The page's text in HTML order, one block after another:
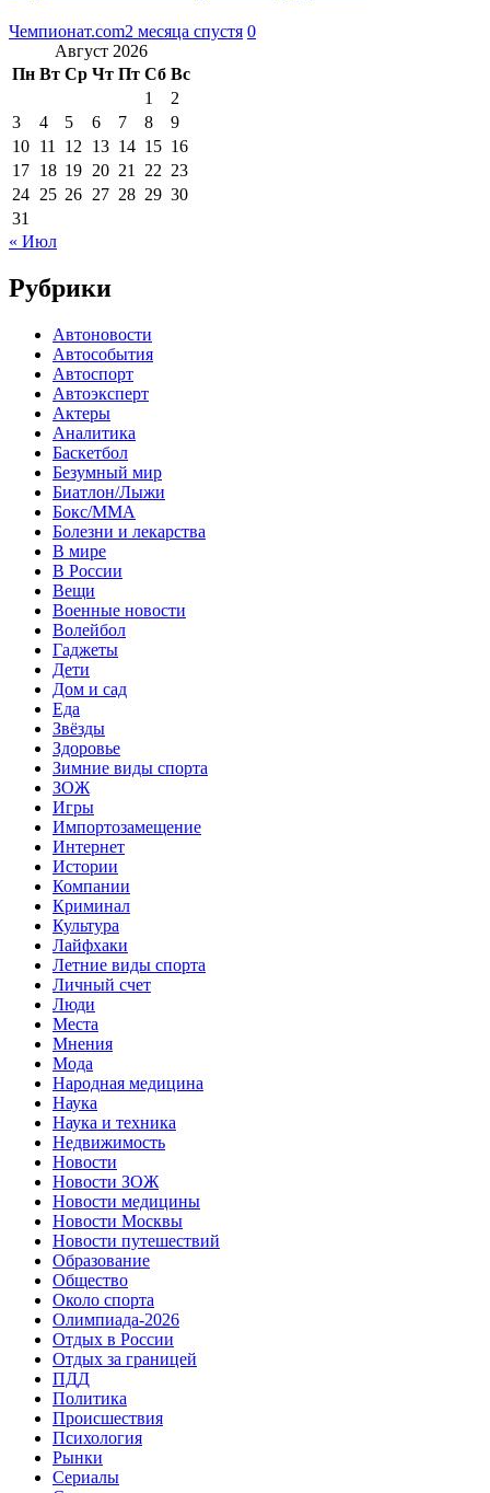
Чемпионат.com2 месяца спустя 0
Август 2026
Пн Вт Ср Чт Пт Сб Вс
1
2
3
4 5 6 7 8
9
10 11 12 13 14 15 16
17 18 19 20 21 22 23
24 25 26 27 28 29 30
31
« Июл
Рубрики
Автоновости
Автособытия
Автоспорт
Автоэксперт
Актеры
Аналитика
Баскетбол
Безумный мир
Биатлон/Лыжи
Бокс/MMA
Болезни и лекарства
В мире
В России
Вещи
Военные новости
Волейбол
Гаджеты
Дети
Дом и сад
Еда
Звёзды
Здоровье
Зимние виды спорта
ЗОЖ
Игры
Импортозамещение
Интернет
Истории
Компании
Криминал
Культура
Лайфхаки
Летние виды спорта
Личный счет
Люди
Места
Мнения
Мода
Народная медицина
Наука
Наука и техника
Недвижимость
Новости
Новости ЗОЖ
Новости медицины
Новости Москвы
Новости путешествий
Образование
Общество
Около спорта
Олимпиада-2026
Отдых в России
Отдых за границей
ПДД
Политика
Происшествия
Психология
Рынки
Сериалы